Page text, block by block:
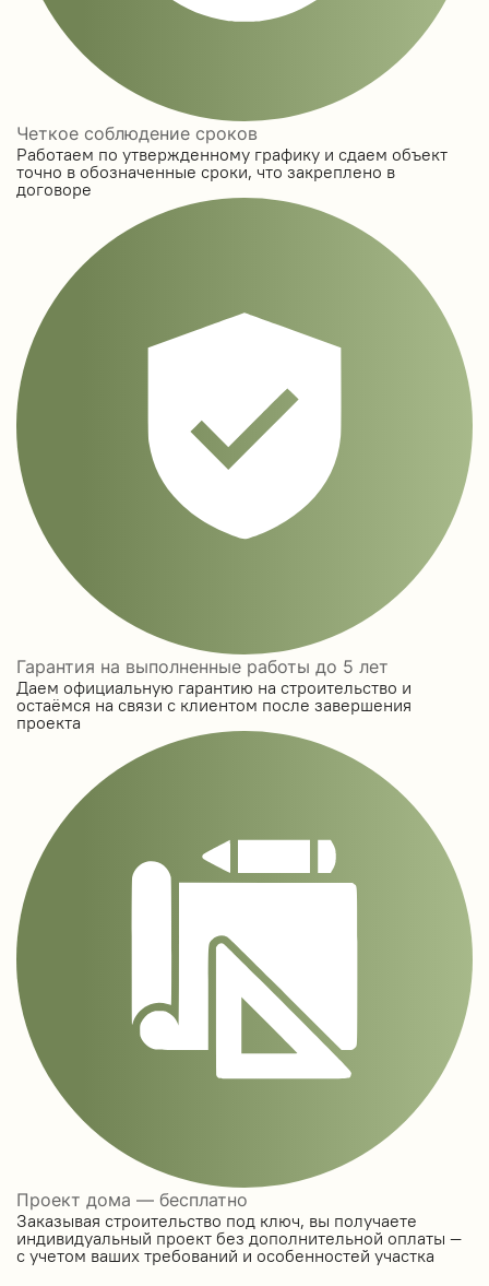
Четкое соблюдение сроков
Работаем по утвержденному графику и сдаем объект
точно в обозначенные сроки, что закреплено в
договоре
Гарантия на выполненные работы до 5 лет
Даем официальную гарантию на строительство и
остаёмся на связи с клиентом после завершения
проекта
Проект дома — бесплатно
Заказывая строительство под ключ, вы получаете
индивидуальный проект без дополнительной оплаты —
с учетом ваших требований и особенностей участка